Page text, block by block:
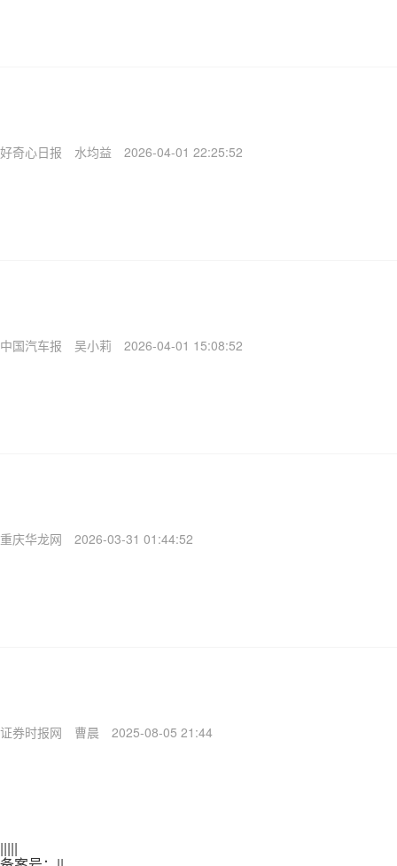
好奇心日报 水均益 2026-04-01 22:25:52
中国汽车报 吴小莉 2026-04-01 15:08:52
重庆华龙网 2026-03-31 01:44:52
证券时报网 曹晨 2025-08-05 21:44
|||||